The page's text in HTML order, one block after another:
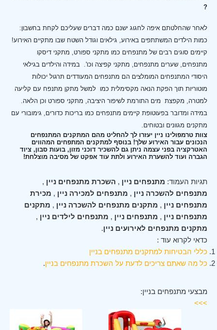
?
לאחר שהחלטתם איפה לחגוג ישנם כמה דברים שעליכם לקחת בחשבון:
כמות הילדים המשתתפים באירוע, גילאים וגודל השטח שבו מתקיים האירוע!
קיימים סוגים רבים של מתנפחים כמו מתקני ספורט, מתקני דיסקו
מתנפחים, שערים מתנפחים, מתקני קפיצה וכו'. במידה והילדים בגילאי
היסודי המתנפחים המומלצים הם מתנפחים המעודדים תרגול יכולות
מוטוריות תוך הפקת הנאה מקסימלית כמו למשל מתקן מתנפח עם קליעה
למטרה, מקפצת מים התורמת לשיפור היציבה, מתקני ספורט וכן הלאה.
במידה ומדובר בפעוטופת קיימים מתנפחים כמו בריכות כדורים, גימובורי עם
מתקנים מגוונים ובטוחים.
צוות טרמפולינו ניין יעזרו לך להחליט מהם המתקנים המתנפחים
הנכונים עבור האירוע שלך! בנוסף למתקנים המתפחים המהווים
האטרקציה בפני עצמה ניתן גם להשכיר דוכני מזון, בועות סבון, ציוד
הגברה ועוד להשערת האירוע ולתת עוד אפקט של מסיבה מוצלחת!
תגיות העמוד: מתנפחים ניין , השכרת מתנפחים ניין ,
מתנפחים להשכרה ניין , מתנפחים למכירה ניין , מכירת
מתנפחים ניין , מתקנים מתנפחים להשכרה ניין , מתקנים
מתנפחים ניין , מתנפחים ניין , מתנפחים לילדים ניין ,
מתקנים מתנפחים לאירועים ניין.
כדאי לקרוא עוד :
כללי הבטיחות למתקנים מתנפחים בניין
כל מה שאתם צריכים לדעת על השכרת מתנפחים בניין.
מבצעי מתנפחים בניין:
>>>